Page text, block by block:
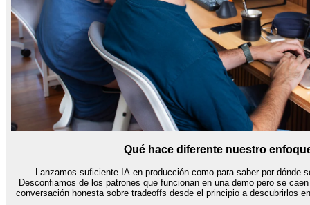
Qué hace diferente nuestro
Lanzamos suficiente IA en producción como para saber por dónde
Desconfiamos de los patrones que funcionan en una demo pero se
conversación honesta sobre tradeoffs desde el principio a descubrirlos